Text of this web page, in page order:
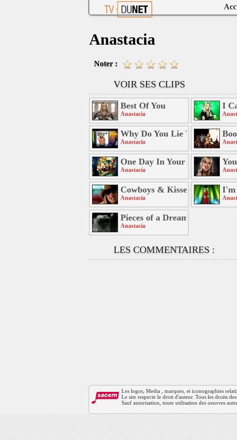
Anastacia
Noter :
VOIR SES CLIPS
Best Of You
Anastacia
I
Why Do You Lie To Me
Anastacia
One Day In Your Life
Anastacia
Cowboys & Kisses
Anastacia
I'm
Pieces of a Dream
Anastacia
LES COMMENTAIRES :
Les logos, Media , marques, et iconographies
Le site respecte le droit d'auteur. Tous les droits
Sauf autorisation, toute utilisation des oeuvres